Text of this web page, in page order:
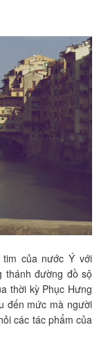
của nước Ý với
thánh đường đồ sộ
thời kỳ Phục Hưng
đến mức mà người
các tác phẩm của